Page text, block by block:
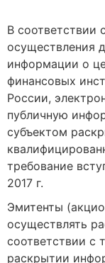
В соответствии
осуществления
информации о
финансовых
России,
публичную
субъектом
требование
2017 г.
Эмитенты
осуществлять
соответствии с
раскрытии